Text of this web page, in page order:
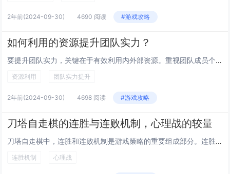
2年前(2024-09-30) 4690 阅读 #游戏攻略
如何利用的资源提升团队实力？
要提升团队实力，关键在于有效利用内外部资源。重视团队成员个人成长，提供培训和学习机会，激发潜能，提高专业技能与软技能。优化资源配置，合理分配任务，确保每个人都能在擅长的领域发挥最大效能。加强团队协作，促进信息共享，建立良好沟通机制，形成合力...
资源利用 团队实力提升
2年前(2024-09-30) 4698 阅读 #游戏攻略
刀塔自走棋的连胜与连败机制，心理战的较量
刀塔自走棋中，连胜和连败机制是游戏策略的重要组成部分。连胜能够为玩家带来丰厚的金币奖励，鼓励玩家追求稳定胜局；而连败则会给予一定的补偿奖励，帮助处于劣势的玩家翻身。这两种机制不仅考验玩家的策略调整能力，也让他们在金币管理和阵容选择上进行心理...
连胜机制 心理战